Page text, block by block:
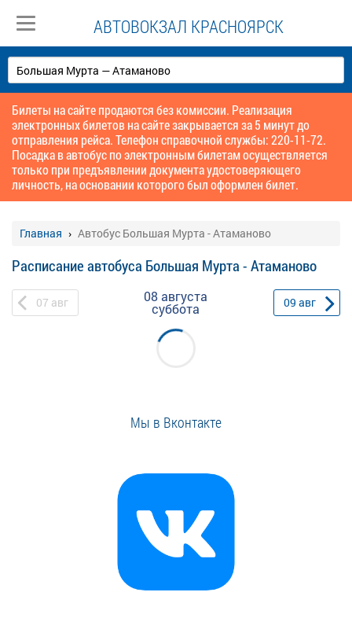
АВТОВОКЗАЛ КРАСНОЯРСК
Билеты на сайте продаются без комиссии. Реализация
электронных билетов на сайте закрывается за 5 минут до
отправления рейса. Телефон справочной службы: 220-11-72.
Посадка в автобус по электронным билетам осуществляется
только при предъявлении документа удостоверяющего
личность, на основании которого был оформлен билет.
Главная Автобус Большая Мурта - Атаманово
Расписание автобуса Большая Мурта - Атаманово
07 авг 08 августа
суббота 09 авг
Мы в Вконтакте